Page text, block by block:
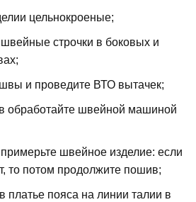
цельнокроеные;
строчки в боковых и
и проведите ВТО вытачек;
обработайте швейной машиной
швейное изделие: если
то потом продолжите пошив;
платье пояса на линии талии в